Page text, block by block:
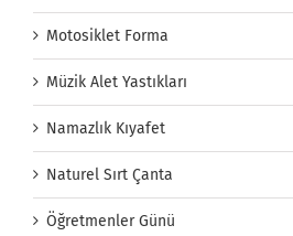
Motosiklet Forma
Müzik Alet Yastıkları
Namazlık Kıyafet
Naturel Sırt Çanta
Öğretmenler Günü